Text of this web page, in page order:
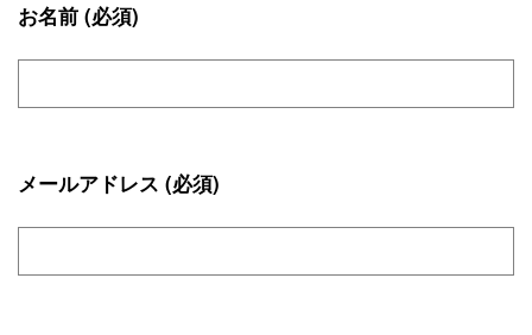
お名前 (必須)
メールアドレス (必須)